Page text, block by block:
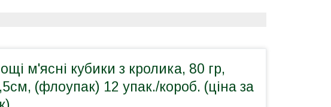
м'ясні кубики з кролика, 80 гр,
(флоупак) 12 упак./короб. (ціна за